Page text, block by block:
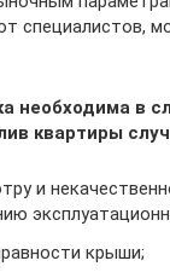
специалистов,
необходима в
квартиры
и
крыши;